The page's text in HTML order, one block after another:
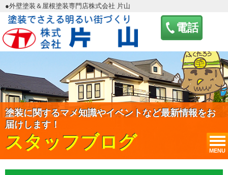
電話
MENU
●外壁塗装＆屋根塗装専門店株式会社 片山
塗装に関するマメ知識やイベントなど最新情報をお
届けします！
スタッフブログ